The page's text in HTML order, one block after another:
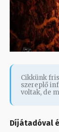
Cikkünk
szereplő
voltak, de
Díjátadóval